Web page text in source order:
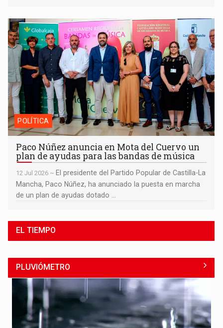
Paco Núñez anuncia en Mota del Cuervo un plan de ayudas
para las bandas de música
POLÍTICA
Paco Núñez anuncia en Mota del Cuervo un
plan de ayudas para las bandas de música
12 Jul 2026 ~ El presidente del Partido Popular de Castilla-La
Mancha, Paco Núñez, ha anunciado la puesta en marcha
de un plan de ayudas dotado ...
EL TIEMPO
PLUVIÓMETRO